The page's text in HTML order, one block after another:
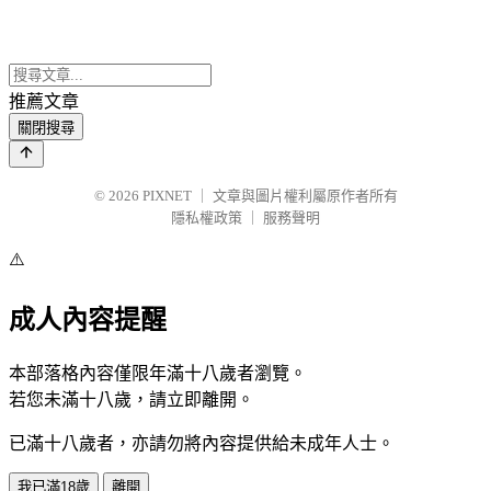
推薦文章
關閉搜尋
© 2026 PIXNET
文章與圖片權利屬原作者所有
隱私權政策
服務聲明
⚠️
成人內容提醒
本部落格內容僅限年滿十八歲者瀏覽。
若您未滿十八歲，請立即離開。
已滿十八歲者，亦請勿將內容提供給未成年人士。
我已滿18歲 離開